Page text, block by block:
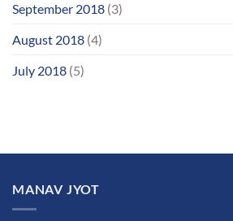
September 2018 (3)
August 2018 (4)
July 2018 (5)
MANAV JYOT